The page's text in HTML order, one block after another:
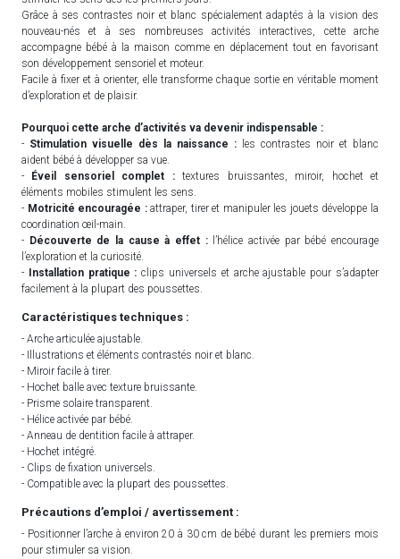
Grâce à ses contrastes noir et blanc spécialement adaptés à la vision des
nouveau-nés et à ses nombreuses activités interactives, cette arche
accompagne bébé à la maison comme en déplacement tout en favorisant
son développement sensoriel et moteur.
Facile à fixer et à orienter, elle transforme chaque sortie en véritable moment
d’exploration et de plaisir.
Pourquoi cette arche d’activités va devenir indispensable :
- Stimulation visuelle dès la naissance : les contrastes noir et blanc
aident bébé à développer sa vue.
-
Éveil sensoriel complet :textures bruissantes, miroir, hochet et
éléments mobiles stimulent les sens.
- Motricité encouragée :attraper, tirer et manipuler les jouets développe la
coordination œil-main.
- Découverte de la cause à effet :l’hélice activée par bébé encourage
l’exploration et la curiosité.
-
Installation pratique : clips universels et arche ajustable pour s’adapter
facilement à la plupart des poussettes.
Caractéristiques techniques :
- Arche articulée ajustable.
- Illustrations et éléments contrastés noir et blanc.
- Miroir facile à tirer.
- Hochet balle avec texture bruissante.
- Prisme solaire transparent.
- Hélice activée par bébé.
- Anneau de dentition facile à attraper.
- Hochet intégré.
- Clips de fixation universels.
- Compatible avec la plupart des poussettes.
Précautions d’emploi / avertissement :
- Positionner l’arche à environ 20 à 30 cm de bébé durant les premiers mois
pour stimuler sa vision.